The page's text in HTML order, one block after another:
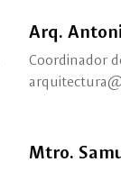
Arq.
Coordinador
Mtro.